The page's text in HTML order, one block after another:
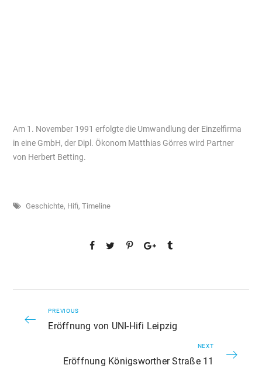
Am 1. November 1991 erfolgte die Umwandlung der Einzelfirma
in eine GmbH, der Dipl. Ökonom Matthias Görres wird Partner
von Herbert Betting.
Geschichte, Hifi,Timeline
PREVIOUS
Eröffnung von UNI-Hifi Leipzig
NEXT
Eröffnung Königsworther Straße 11